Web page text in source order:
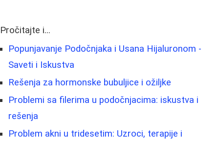
Pročitajte i...
Popunjavanje Podočnjaka i Usana Hijaluronom -
Saveti i Iskustva
Rešenja za hormonske bubuljice i ožiljke
Problemi sa filerima u podočnjacima: iskustva i
rešenja
Problem akni u tridesetim: Uzroci, terapije i